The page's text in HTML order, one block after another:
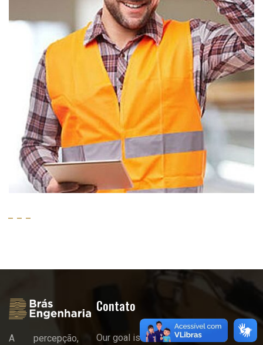
A percepção,
Contato
Our goal is to